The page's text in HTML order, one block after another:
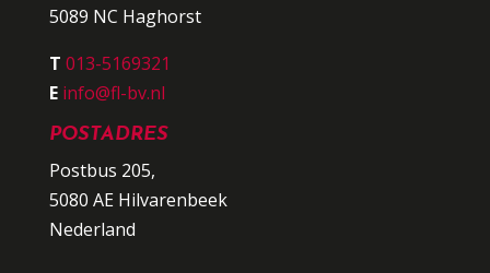
5089 NC Haghorst
T 013-5169321
E info@fl-bv.nl
POSTADRES
Postbus 205,
5080 AE Hilvarenbeek
Nederland